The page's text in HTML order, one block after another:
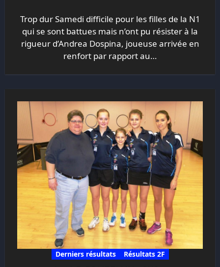
Trop dur Samedi difficile pour les filles de la N1
qui se sont battues mais n’ont pu résister à la
rigueur d’Andrea Dospina, joueuse arrivée en
renfort par rapport au…
Derniers résultats Résultats 2F